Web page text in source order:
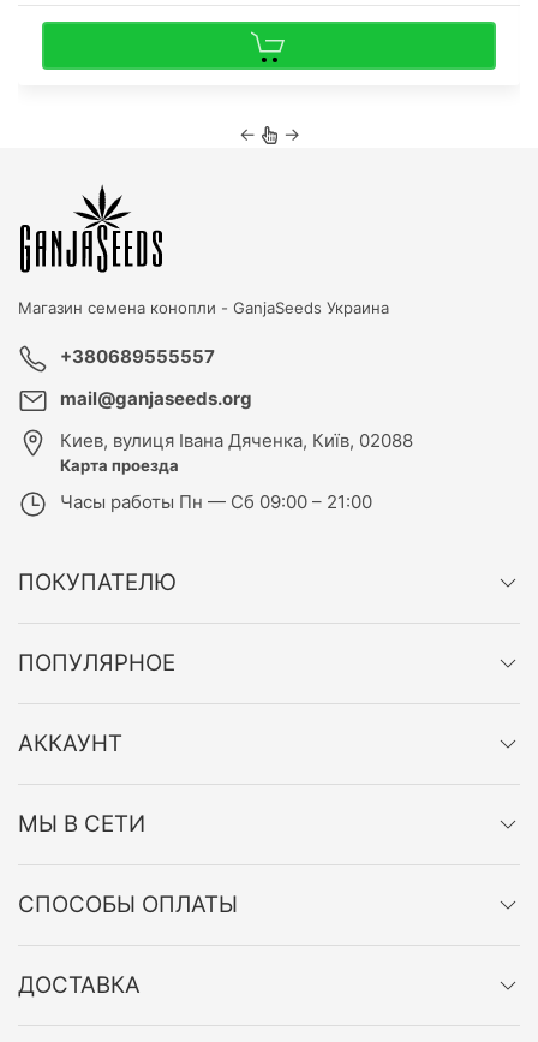
← →
Магазин семена конопли - GanjaSeeds Украина
+380689555557
mail@ganjaseeds.org
Киев, вулиця Івана Дяченка, Київ, 02088
Карта проезда
Часы работы Пн — Сб 09:00 – 21:00
ПОКУПАТЕЛЮ
ПОПУЛЯРНОЕ
АККАУНТ
МЫ В СЕТИ
СПОСОБЫ ОПЛАТЫ
ДОСТАВКА